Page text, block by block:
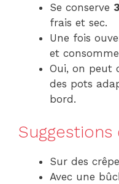
Se conserve
frais et sec.
Une fois
et
Oui, on peut
des pots
bord.
Suggestions
Sur des
Avec une